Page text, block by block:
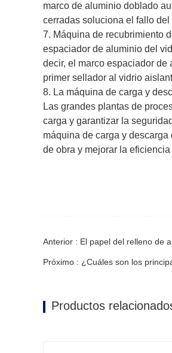
marco de aluminio doblado
cerradas soluciona el fallo
7. Máquina de recubrimiento
espaciador de aluminio del
decir, el marco espaciador
primer sellador al vidrio
8. La máquina de carga y
Las grandes plantas de
carga y garantizar la
máquina de carga y
de obra y mejorar la
Anterior : El papel del relleno de
Próximo : ¿Cuáles son los
Productos